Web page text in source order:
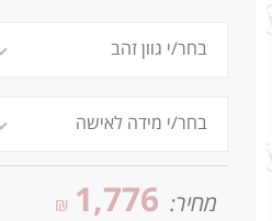
מחיר: 1,776
₪